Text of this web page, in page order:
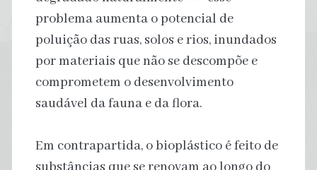
problema aumenta o potencial de
poluição das ruas, solos e rios, inundados
por materiais que não se descompõe e
comprometem o desenvolvimento
saudável da fauna e da flora.
Em contrapartida, o bioplástico é feito de